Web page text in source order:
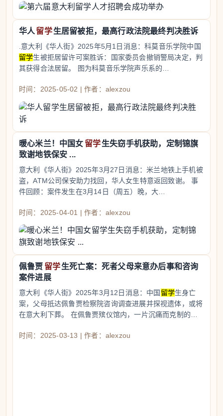
华人 留学生居留被拒，最高行政法院最终判决胜诉
.意大利《华人街》2025年5月1日消息：科莫音乐学院中国
留学生被拒居留许可案胜诉：国家委员会撤销警局决定，判
其获得合法居留。 图为科莫音乐学院声乐系的…
时间：2025-05-02 | 作者：alexzou
暖心米兰！中国女 留学生失窃手机获助，定制锦旗
致谢地铁保安 ...
意大利《华人街》2025年3月27日消息：米兰地铁上手机被
盗，ATM公司保安助力找回，华人女生特意返回致谢。 事
件回顾：案件发生在3月14日（周五）晚，大…
时间：2025-04-01 | 作者：alexzou
佩鲁贾 留学生死亡案：死者父母来意办后事和咨询
案件进展
意大利《华人街》2025年3月12日消息：中国 留学生身亡
案，父母抵达佩鲁贾检察院咨询调查进展并探视遗体，或将
在意大利下葬。 在佩鲁贾殡仪馆内，一片沉痛而克制的…
时间：2025-03-13 | 作者：alexzou